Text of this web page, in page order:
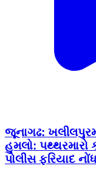
જૂનાગઢ:
હુમલો: પથ્થરમારો
પોલીસ ફરિયાદ